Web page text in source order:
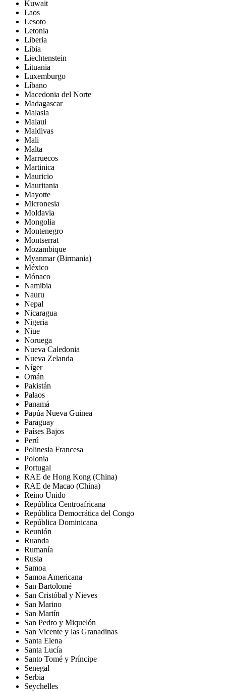
Kuwait
Laos
Lesoto
Letonia
Liberia
Libia
Liechtenstein
Lituania
Luxemburgo
Líbano
Macedonia del Norte
Madagascar
Malasia
Malaui
Maldivas
Mali
Malta
Marruecos
Martinica
Mauricio
Mauritania
Mayotte
Micronesia
Moldavia
Mongolia
Montenegro
Montserrat
Mozambique
Myanmar (Birmania)
México
Mónaco
Namibia
Nauru
Nepal
Nicaragua
Nigeria
Niue
Noruega
Nueva Caledonia
Nueva Zelanda
Níger
Omán
Pakistán
Palaos
Panamá
Papúa Nueva Guinea
Paraguay
Países Bajos
Perú
Polinesia Francesa
Polonia
Portugal
RAE de Hong Kong (China)
RAE de Macao (China)
Reino Unido
República Centroafricana
República Democrática del Congo
República Dominicana
Reunión
Ruanda
Rumanía
Rusia
Samoa
Samoa Americana
San Bartolomé
San Cristóbal y Nieves
San Marino
San Martín
San Pedro y Miquelón
San Vicente y las Granadinas
Santa Elena
Santa Lucía
Santo Tomé y Príncipe
Senegal
Serbia
Seychelles